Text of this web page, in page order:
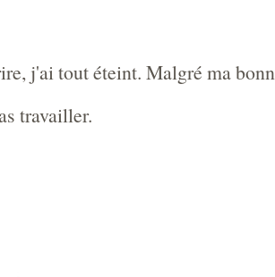
j'ai tout éteint. Malgré ma
travailler.